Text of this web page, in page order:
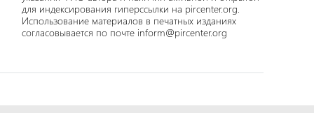
для индексирования гиперссылки на pircenter.org.
Использование материалов в печатных изданиях
согласовывается по почте inform@pircenter.org